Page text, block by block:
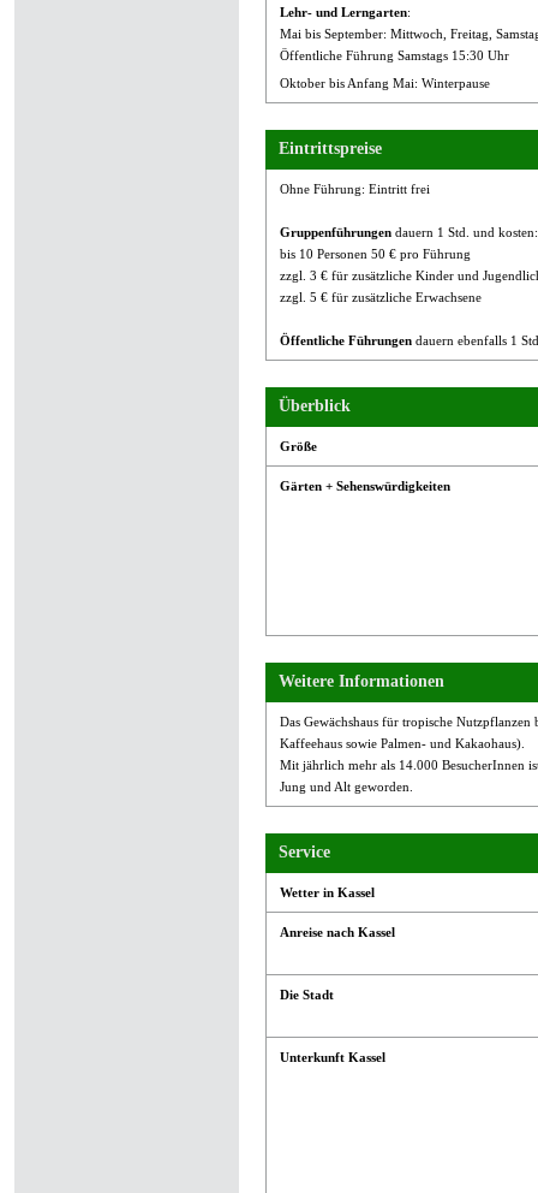
Lehr- und Lern­gar­ten:
Mai bis September: Mittwoch, Freitag,
Öffentliche Führung Samstags 15:30 Uhr
Oktober bis Anfang Mai: Winterpause
Eintrittspreise
Ohne Führung: Eintritt frei
Gruppenführungendauern 1 Std. und kosten:
bis 10 Personen 50 € pro Führung
zzgl. 3 € für zusätzliche Kinder und
zzgl. 5 € für zusätzliche Erwachsene
Öffentliche Führungendauern ebenfalls 1
Überblick
Größe
Gärten + Sehenswürdigkeiten
Weitere Informationen
Das Gewächshaus für tropische
Kaffeehaus sowie Palmen- und Kakaohaus).
Mit jährlich mehr als 14.000 BesucherInnen
Jung und Alt geworden.
Service
Wetter in Kassel
Anreise nach Kassel
Die Stadt
Unterkunft Kassel